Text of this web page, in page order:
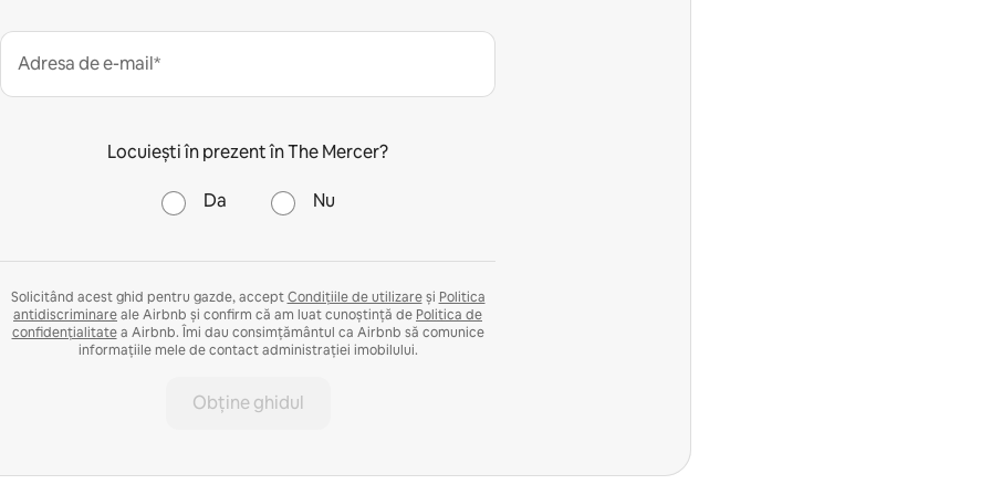
Adresa de e-mail*
Locuiești în prezent în The Mercer?
Da Nu
Solicitând acest ghid pentru gazde, acceptCondițiile de utilizareși Politica
antidiscriminareale Airbnb și confirm că am luat cunoștință de Politica de
confidențialitatea Airbnb. Îmi dau consimțământul ca Airbnb să comunice
informațiile mele de contact administrației imobilului.
Obține ghidul